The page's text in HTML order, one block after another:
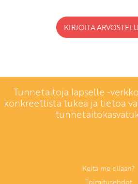
KIRJOITA ARVOSTELU
Tunnetaitoja lapselle -
konkreettista tukea ja tietoa
Keitä me ollaan?
Toimitusehdot